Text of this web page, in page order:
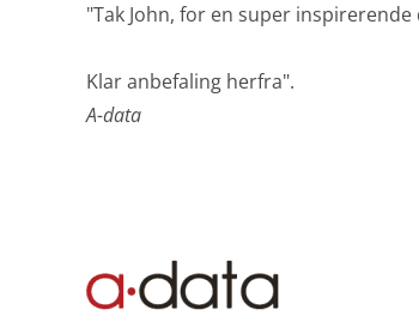
"Tak John, for en super
Klar anbefaling herfra".
A-data